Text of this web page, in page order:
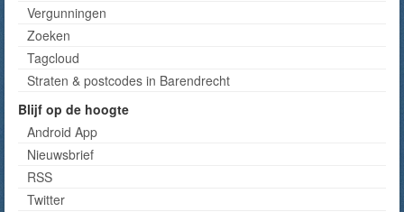
Vergunningen
Zoeken
Tagcloud
Straten & postcodes in Barendrecht
Blijf op de hoogte
Android App
Nieuwsbrief
RSS
Twitter